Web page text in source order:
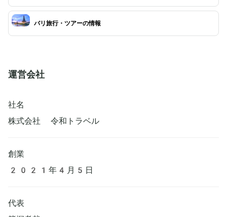
バリ旅行・ツアーの情報
運営会社
社名
株式会社 令和トラベル
創業
2021年4月5日
代表